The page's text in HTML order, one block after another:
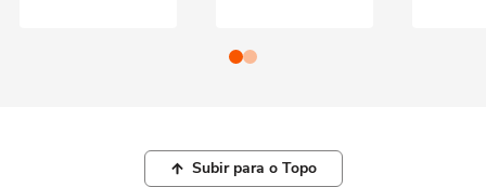
Subir para o Topo